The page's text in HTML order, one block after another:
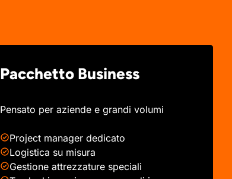
Pacchetto Business
Pensato per aziende e grandi volumi
Project manager dedicato
Logistica su misura
Gestione attrezzature speciali